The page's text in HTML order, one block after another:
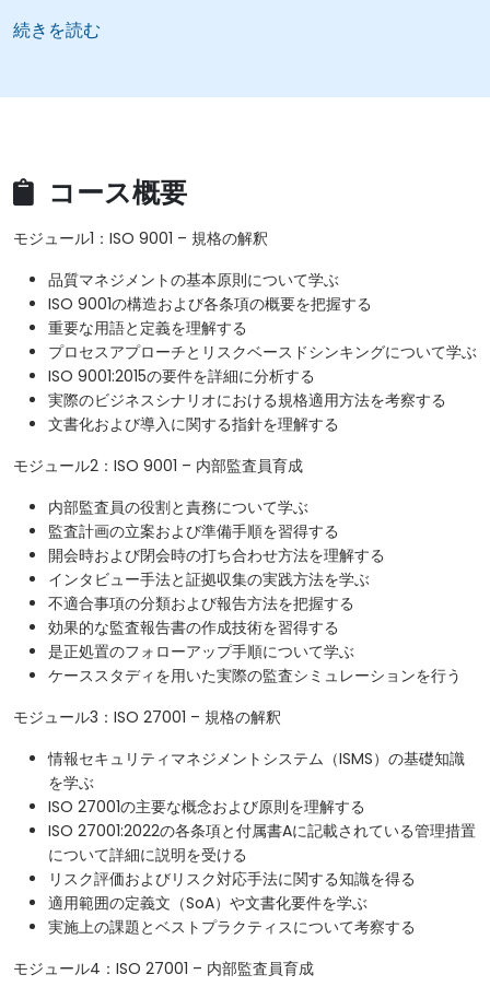
続きを読む
コース概要
モジュール1：ISO 9001 – 規格の解釈
品質マネジメントの基本原則について学ぶ
ISO 9001の構造および各条項の概要を把握する
重要な用語と定義を理解する
プロセスアプローチとリスクベースドシンキングについて学ぶ
ISO 9001:2015の要件を詳細に分析する
実際のビジネスシナリオにおける規格適用方法を考察する
文書化および導入に関する指針を理解する
モジュール2：ISO 9001 – 内部監査員育成
内部監査員の役割と責務について学ぶ
監査計画の立案および準備手順を習得する
開会時および閉会時の打ち合わせ方法を理解する
インタビュー手法と証拠収集の実践方法を学ぶ
不適合事項の分類および報告方法を把握する
効果的な監査報告書の作成技術を習得する
是正処置のフォローアップ手順について学ぶ
ケーススタディを用いた実際の監査シミュレーションを行う
モジュール3：ISO 27001 – 規格の解釈
情報セキュリティマネジメントシステム（ISMS）の基礎知識
を学ぶ
ISO 27001の主要な概念および原則を理解する
ISO 27001:2022の各条項と付属書Aに記載されている管理措置
について詳細に説明を受ける
リスク評価およびリスク対応手法に関する知識を得る
適用範囲の定義文（SoA）や文書化要件を学ぶ
実施上の課題とベストプラクティスについて考察する
モジュール4：ISO 27001 – 内部監査員育成